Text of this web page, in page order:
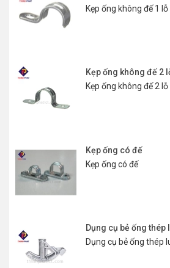
Kẹp ống không đế 1 lỗ
Kẹp ống không đế 2
Kẹp ống không đế 2 lỗ
Kẹp ống có đế
Kẹp ống có đế
Dụng cụ bẻ ống thép
Dụng cụ bẻ ống thép